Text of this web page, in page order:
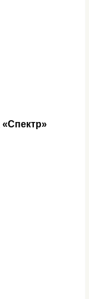
«Спектр»